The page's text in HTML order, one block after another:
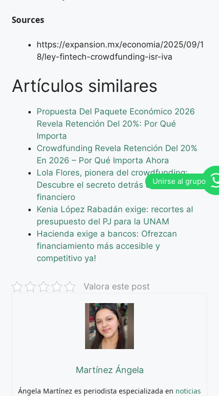
Sources
https://expansion.mx/economia/2025/09/1
8/ley-fintech-crowdfunding-isr-iva
Artículos similares
Propuesta Del Paquete Económico 2026
Revela Retención Del 20%: Por Qué
Importa
Crowdfunding Revela Retención Del 20%
En 2026 – Por Qué Importa Ahora
Lola Flores, pionera del crowdfunding:
Descubre el secreto detrás de su éxito
financiero
Kenia López Rabadán exige: recortes al
presupuesto del PJ para la UNAM
Hacienda exige a bancos: Ofrezcan
financiamiento más accesible y
competitivo ya!
Valora este post
Martínez Ángela
Ángela Martínez es periodista especializada en noticias